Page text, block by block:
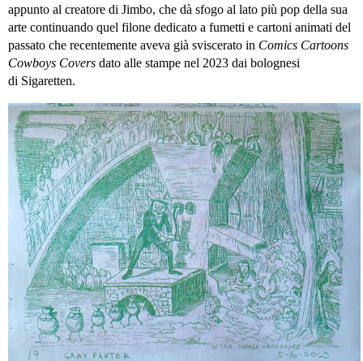
appunto al creatore di Jimbo, che dà sfogo al lato più pop della sua
arte continuando quel filone dedicato a fumetti e cartoni animati del
passato che recentemente aveva già sviscerato in Comics Cartoons
Cowboys Covers dato alle stampe nel 2023 dai bolognesi
di Sigaretten.